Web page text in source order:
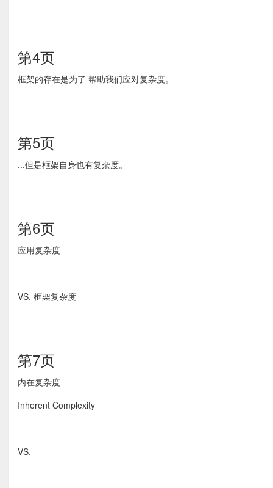
第4页
框架的存在是为了 帮助我们应对复杂度。
第5页
...但是框架自身也有复杂度。
第6页
应用复杂度
VS. 框架复杂度
第7页
内在复杂度
Inherent Complexity
VS.